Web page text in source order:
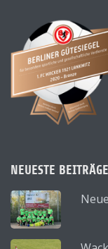
NEUESTE BEITRÄGE